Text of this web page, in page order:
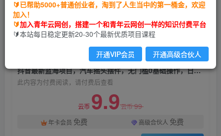
青年云网创
2年前发布
关注 私信
抖音最新蓝海项目，汽车摇头摆件，无门槛0基础操作，日入500+非常简单【拆解】
此内容为付费阅读，请付费后查看
云币 9.9云币99
年卡会员 免费 高级合伙人 免费
🔰已帮助5000+普通创业者，淘到了人生当中的第一桶金，欢迎
加入！
🔰加入青年云网创，搭建一个和青年云网创一样的知识付费平台
🔰本站每日稳定更新20-30个最新优质项目课程
开通VIP会员 开通高级合伙人